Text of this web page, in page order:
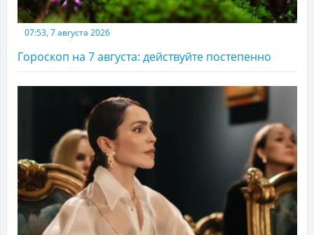
07:53, 7 августа 2026
Гороскоп на 7 августа: действуйте постепенно